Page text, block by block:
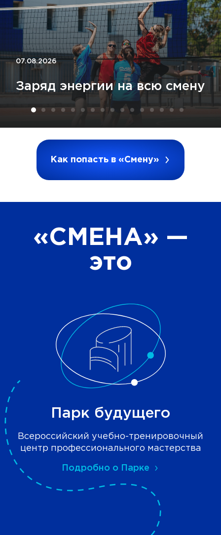
07.08.2026
Заряд энергии на всю смену
Как попасть в «Смену»
«СМЕНА» —
это
Парк будущего
Всероссийский учебно-тренировочный
центр профессионального мастерства
Подробно о Парке